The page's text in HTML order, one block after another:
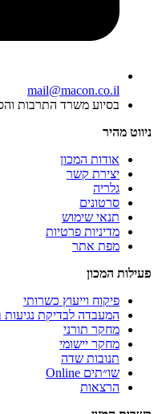
mail@macon.co.il
בסיוע משרד התרבות
ניווט מהיר
אודות המכון
יצירת קשר
גלריה
סרטונים
תנאי שימוש
מדיניות פרטיות
מפת אתר
פעילות המכון
פיקוח וייעוץ כשרותי
המעבדה לבדיקת נגיעות
מחקר תורני
מחקר יישומי
תנובות שדה
שו״תים Online
הרצאות